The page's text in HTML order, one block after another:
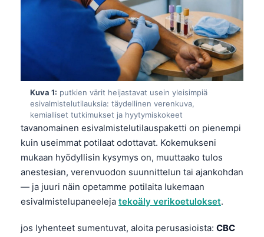
Kuva 1: putkien värit heijastavat usein yleisimpiä
esivalmistelutilauksia: täydellinen verenkuva,
kemialliset tutkimukset ja hyytymiskokeet
tavanomainen esivalmistelutilauspaketti on pienempi
kuin useimmat potilaat odottavat. Kokemukseni
mukaan hyödyllisin kysymys on, muuttaako tulos
anestesian, verenvuodon suunnittelun tai ajankohdan
— ja juuri näin opetamme potilaita lukemaan
esivalmistelupaneeleja tekoäly verikoetulokset.
jos lyhenteet sumentuvat, aloita perusasioista: CBC